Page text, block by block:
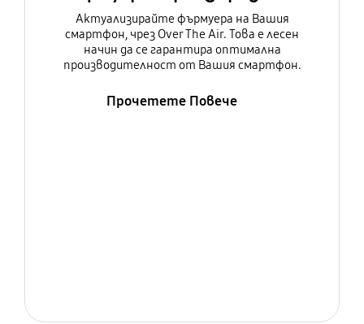
Актуализирайте фърмуера на Вашия
смартфон, чрез Over The Air. Това е лесен
начин да се гарантира оптимална
производителност от Вашия смартфон.
Прочетете Повече